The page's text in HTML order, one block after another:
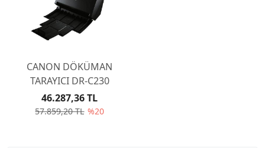
CANON DÖKÜMAN
TARAYICI DR-C230
57.859,20 TL %20
46.287,36 TL